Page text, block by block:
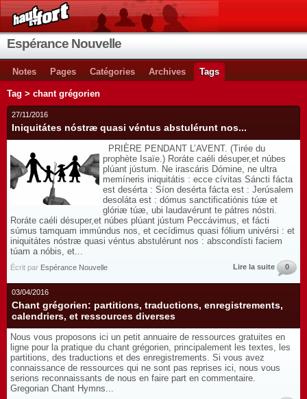
Espérance Nouvelle
Notes Pages Catégories Archives Tags
Tag > chant grégorien
27/11/2016
Iniquitátes nóstræ quasi véntus abstulérunt nos...
PRIÈRE PENDANT L’AVENT. (Tirée du
prophète Isaïe.) Roráte caéli désuper,et núbes
plúant jústum. Ne irascáris Dómine, ne ultra
memíneris iniquitátis : ecce cívitas Sáncti fácta
est desérta : Síon desérta fácta est : Jerúsalem
desoláta est : dómus sanctificatiónis túæ et
glóriæ túæ, ubi laudavérunt te pátres nóstri.
Roráte caéli désuper,et núbes plúant jústum Peccávimus, et fácti
súmus tamquam immúndus nos, et cecídimus quasi fólium univérsi : et
iniquitátes nóstræ quasi véntus abstulérunt nos : abscondísti faciem
túam a nóbis, et...
Écrit par Espérance Nouvelle Lire la suite 0
03/04/2016
Chant grégorien: partitions, traductions, enregistrements,
calendriers, et ressources diverses
Nous vous proposons ici un petit annuaire de ressources gratuites en
ligne pour la pratique du chant grégorien, principalement les textes, les
partitions, des traductions et des enregistrements. Si vous avez
connaissance de ressources qui ne sont pas reprises ici, nous vous
serions reconnaissants de nous en faire part en commentaire.
Gregorian Chant Hymns...